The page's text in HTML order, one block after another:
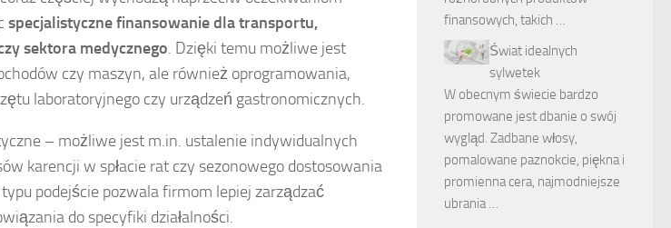
specjalistyczne finansowanie dla transportu,
sektora medycznego. Dzięki temu możliwe jest
czy maszyn, ale również oprogramowania,
laboratoryjnego czy urządzeń gastronomicznych.
– możliwe jest m.in. ustalenie indywidualnych
karencji w spłacie rat czy sezonowego dostosowania
podejście pozwala firmom lepiej zarządzać
do specyfiki działalności.
finansowych, takich …
Świat idealnych
sylwetek
W obecnym świecie bardzo
promowane jest dbanie o swój
wygląd. Zadbane włosy,
pomalowane paznokcie, piękna i
promienna cera, najmodniejsze
ubrania …